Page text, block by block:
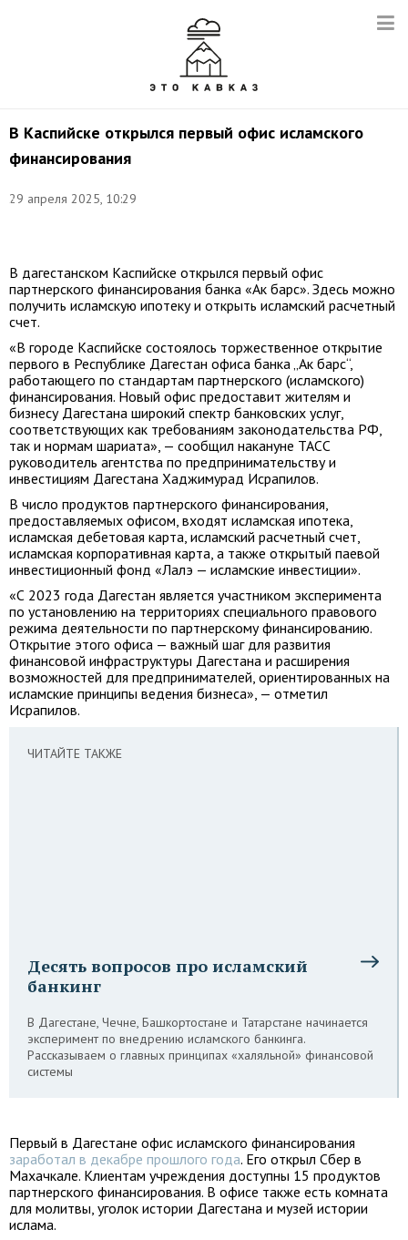
В Каспийске открылся первый офис исламского
финансирования
29 апреля 2025, 10:29
с
В дагестанском Каспийске открылся первый офис
партнерского финансирования банка «Ак барс». Здесь можно
получить исламскую ипотеку и открыть исламский расчетный
счет.
«В городе Каспийске состоялось торжественное открытие
первого в Республике Дагестан офиса банка „Ак барс“,
работающего по стандартам партнерского (исламского)
финансирования. Новый офис предоставит жителям и
бизнесу Дагестана широкий спектр банковских услуг,
соответствующих как требованиям законодательства РФ,
так и нормам шариата», — сообщил накануне ТАСС
руководитель агентства по предпринимательству и
инвестициям Дагестана Хаджимурад Исрапилов.
В число продуктов партнерского финансирования,
предоставляемых офисом, входят исламская ипотека,
исламская дебетовая карта, исламский расчетный счет,
исламская корпоративная карта, а также открытый паевой
инвестиционный фонд «Лалэ — исламские инвестиции».
«С 2023 года Дагестан является участником эксперимента
по установлению на территориях специального правового
режима деятельности по партнерскому финансированию.
Открытие этого офиса — важный шаг для развития
финансовой инфраструктуры Дагестана и расширения
возможностей для предпринимателей, ориентированных на
исламские принципы ведения бизнеса», — отметил
Исрапилов.
ЧИТАЙТЕ ТАКЖЕ
Десять вопросов про исламский
банкинг
В Дагестане, Чечне, Башкортостане и Татарстане начинается
эксперимент по внедрению исламского банкинга.
Рассказываем о главных принципах «халяльной» финансовой
системы
Первый в Дагестане офис исламского финансирования
заработал в декабре прошлого года. Его открыл Сбер в
Махачкале. Клиентам учреждения доступны 15 продуктов
партнерского финансирования. В офисе также есть комната
для молитвы, уголок истории Дагестана и музей истории
ислама.